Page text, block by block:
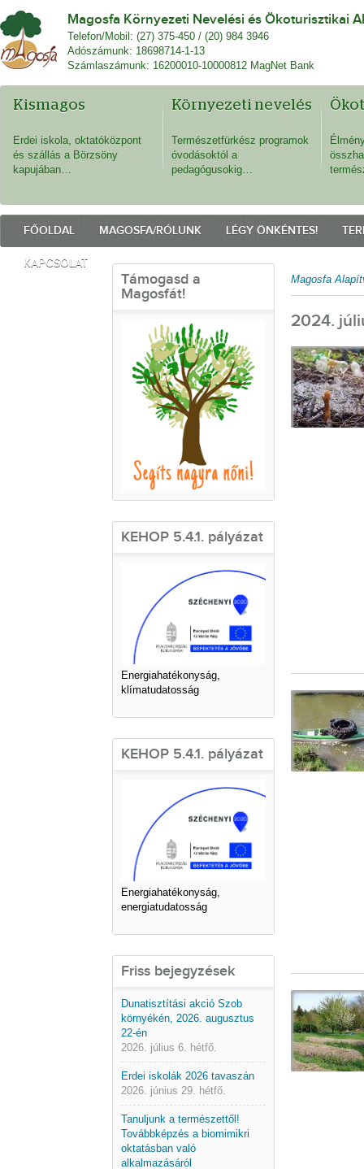
Magosfa Környezeti Nevelési és Ökoturisztikai
Telefon/Mobil: (27) 375-450 / (20) 984 3946
Adószámunk: 18698714-1-13
Számlaszámunk: 16200010-10000812 MagNet Bank
Kismagos
Erdei iskola, oktatóközpont
és szállás a Börzsöny
kapujában…
Környezeti nevelés
Természetfürkész programok
óvodásoktól a
pedagógusokig…
FŐOLDAL MAGOSFA/RÓLUNK LÉGY ÖNKÉNTES!
KAPCSOLAT
Támogasd a
Magosfát!
KEHOP 5.4.1. pályázat
Energiahatékonyság,
klímatudatosság
KEHOP 5.4.1. pályázat
Energiahatékonyság,
energiatudatosság
Friss bejegyzések
Dunatisztítási akció Szob
környékén, 2026. augusztus
22-én
2026. július 6. hétfő.
Erdei iskolák 2026 tavaszán
2026. június 29. hétfő.
Tanuljunk a természettől!
Továbbképzés a biomimikri
oktatásban való
alkalmazásáról
Magosfa
2024.